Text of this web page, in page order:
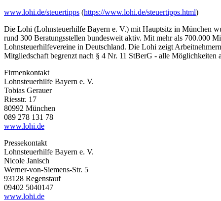
www.lohi.de/steuertipps (https://www.lohi.de/steuertipps.html)
Die Lohi (Lohnsteuerhilfe Bayern e. V.) mit Hauptsitz in München
rund 300 Beratungsstellen bundesweit aktiv. Mit mehr als 700.000
Lohnsteuerhilfevereine in Deutschland. Die Lohi zeigt
Mitgliedschaft begrenzt nach § 4 Nr. 11 StBerG - alle Möglichkeiten
Firmenkontakt
Lohnsteuerhilfe Bayern e. V.
Tobias Gerauer
Riesstr. 17
80992 München
089 278 131 78
www.lohi.de
Pressekontakt
Lohnsteuerhilfe Bayern e. V.
Nicole Janisch
Werner-von-Siemens-Str. 5
93128 Regenstauf
09402 5040147
www.lohi.de